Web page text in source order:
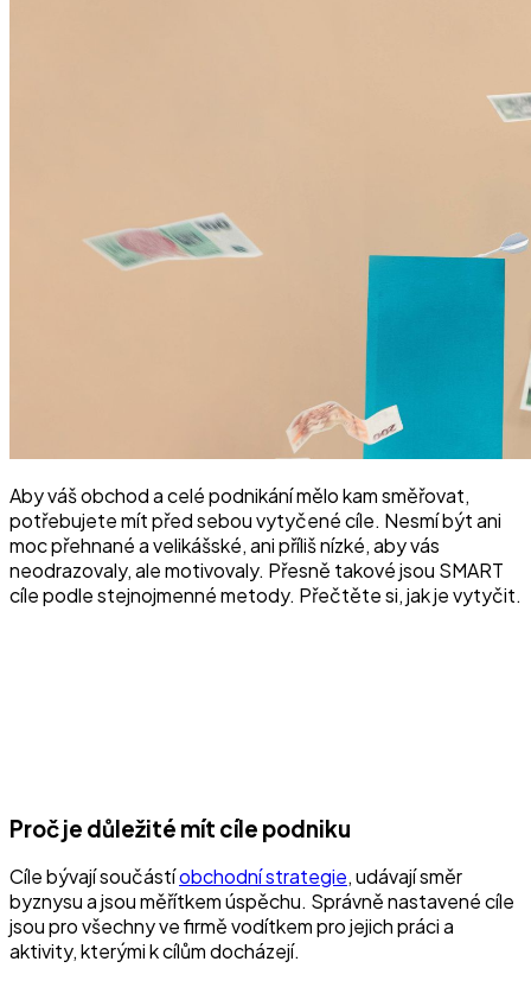
Aby váš obchod a celé podnikání mělo kam směřovat,
potřebujete mít před sebou vytyčené cíle. Nesmí být ani
moc přehnané a velikášské, ani příliš nízké, aby vás
neodrazovaly, ale motivovaly. Přesně takové jsou SMART
cíle podle stejnojmenné metody. Přečtěte si, jak je vytyčit.
Proč je důležité mít cíle podniku
Cíle bývají součástíobchodní strategie, udávají směr
byznysu a jsou měřítkem úspěchu. Správně nastavené cíle
jsou pro všechny ve firmě vodítkem pro jejich práci a
aktivity, kterými k cílům docházejí.